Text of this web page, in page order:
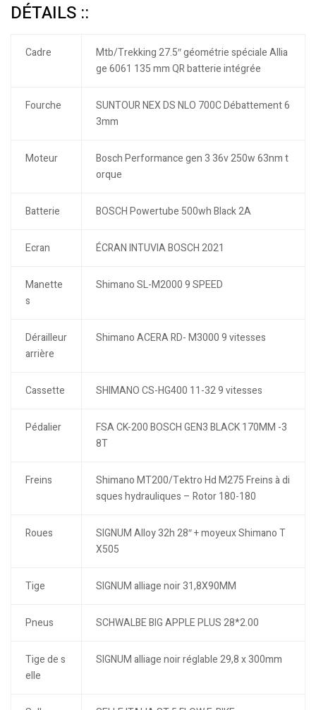
DÉTAILS ::
Cadre
Mtb/Trekking 27.5″ géométrie spéciale Allia
ge 6061 135 mm QR batterie intégrée
Fourche
SUNTOUR NEX DS NLO 700C Débattement 6
3mm
Moteur
Bosch Performance gen 3 36v 250w 63nm t
orque
Batterie BOSCH Powertube 500wh Black 2A
Ecran ÉCRAN INTUVIA BOSCH 2021
Manette
s
Shimano SL-M2000 9 SPEED
Dérailleur
arrière
Shimano ACERA RD- M3000 9 vitesses
Cassette SHIMANO CS-HG400 11-32 9 vitesses
Pédalier
FSA CK-200 BOSCH GEN3 BLACK 170MM -3
8T
Freins
Shimano MT200/Tektro Hd M275 Freins à di
sques hydrauliques – Rotor 180-180
Roues
SIGNUM Alloy 32h 28″ + moyeux Shimano T
X505
Tige SIGNUM alliage noir 31,8X90MM
Pneus SCHWALBE BIG APPLE PLUS 28*2.00
Tige de s
elle
SIGNUM alliage noir réglable 29,8 x 300mm